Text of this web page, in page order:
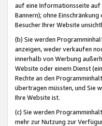
auf eine Informationsseite auf
Bannern); ohne
Besucher Ihrer Website
(b) Sie werden
anzeigen, weder verkaufen
innerhalb von Werbung
Website oder einem Dienst
Rechte an den
übertragen müssten, und Sie
Ihre Website ist.
(c) Sie werden
mehr zur Nutzung zur